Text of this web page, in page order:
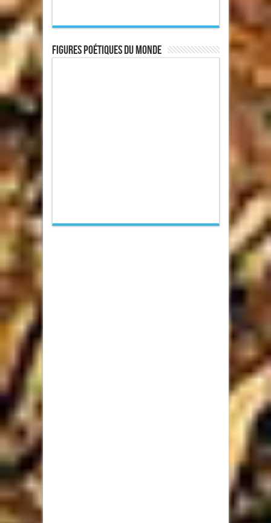
Figures poétiques du monde